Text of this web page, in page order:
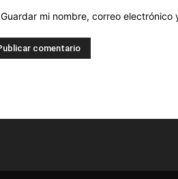
Guardar mi nombre, correo